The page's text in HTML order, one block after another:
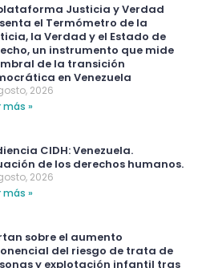
Justicia y Verdad
el Termómetro de la
la Verdad y el Estado de
un instrumento que mide
de la transición
en Venezuela
2026
más »
CIDH: Venezuela.
de los derechos humanos.
2026
más »
sobre el aumento
del riesgo de trata de
y explotación infantil tras